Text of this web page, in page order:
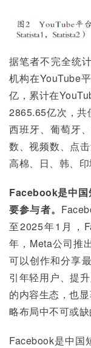
据笔者不完全统
机构在YouTube
亿，累计在
2865.65亿次，共
西班牙、葡萄牙
数、视频数、点
高棉、日、韩、印
Facebook是中国
要参与者。
至2025年1月，
年，Meta公司推
可以创作和分享
引年轻用户、提
的内容生态，也
略布局中不可或缺
Facebook是中国